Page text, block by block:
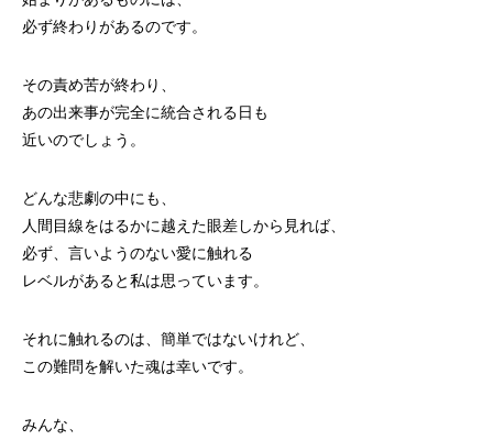
必ず終わりがあるのです。
その責め苦が終わり、
あの出来事が完全に統合される日も
近いのでしょう。
どんな悲劇の中にも、
人間目線をはるかに越えた眼差しから見れば、
必ず、言いようのない愛に触れる
レベルがあると私は思っています。
それに触れるのは、簡単ではないけれど、
この難問を解いた魂は幸いです。
みんな、